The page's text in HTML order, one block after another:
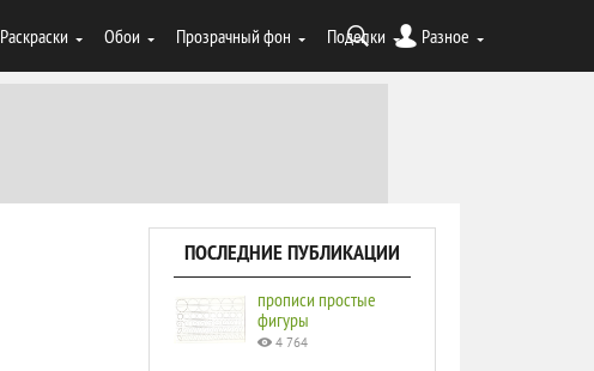
Раскраски Обои Прозрачный фон Поделки Разное
ПОСЛЕДНИЕ ПУБЛИКАЦИИ
прописи простые
фигуры
4 764